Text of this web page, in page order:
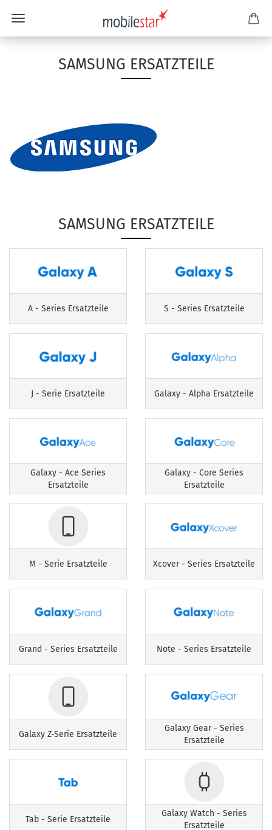
SAMSUNG ERSATZTEILE
SAMSUNG ERSATZTEILE
A - Series Ersatzteile S - Series Ersatzteile
J - Serie Ersatzteile Galaxy - Alpha Ersatzteile
Galaxy - Ace Series
Ersatzteile
Galaxy - Core Series
Ersatzteile
M - Serie Ersatzteile Xcover - Series Ersatzteile
Grand - Series Ersatzteile Note - Series Ersatzteile
Galaxy Z-Serie Ersatzteile
Galaxy Gear - Series
Ersatzteile
Tab - Serie Ersatzteile
Galaxy Watch - Series
Ersatzteile